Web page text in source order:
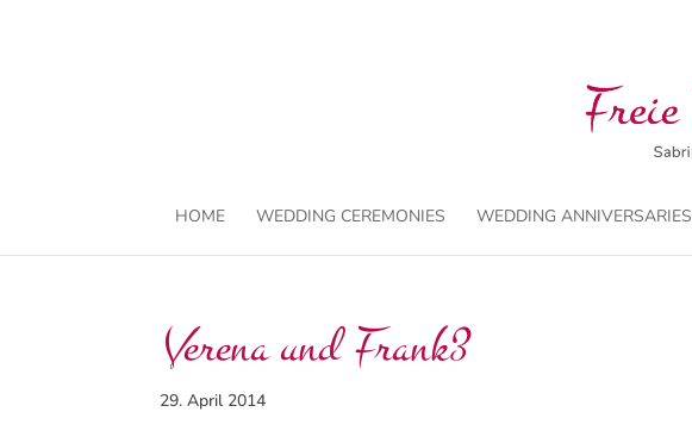
HOME WEDDING CEREMONIES WEDDING ANNIVERSARIES
Verena und Frank3
29. April 2014